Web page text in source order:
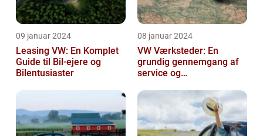
09 januar 2024
Leasing VW: En Komplet
Guide til Bil-ejere og
Bilentusiaster
08 januar 2024
VW Værksteder: En
grundig gennemgang af
service og